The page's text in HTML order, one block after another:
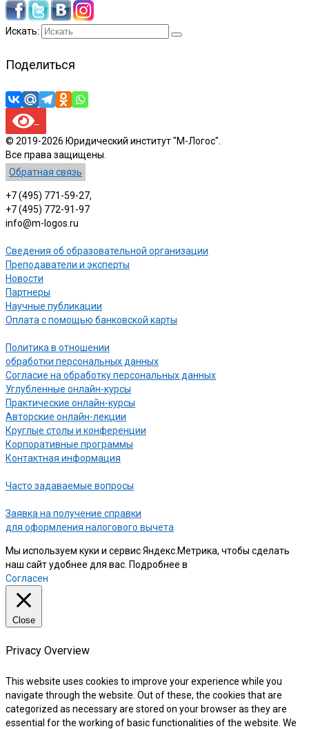
Искать:
Поделиться
© 2019-2026 Юридический институт "М-Логос".
Все права защищены.
Обратная связь
+7 (495) 771-59-27,
+7 (495) 772-91-97
info@m-logos.ru
Сведения об образовательной организации
Преподаватели и эксперты
Новости
Партнеры
Научные публикации
Оплата с помощью банковской карты
Политика в отношении
обработки персональных данных
Согласие на обработку персональных данных
Углубленные онлайн-курсы
Практические онлайн-курсы
Авторские онлайн-лекции
Круглые столы и конференции
Корпоративные программы
Контактная информация
Часто задаваемые вопросы
Заявка на получение справки
для оформления налогового вычета
Мы используем куки и сервис Яндекс.Метрика, чтобы сделать
наш сайт удобнее для вас. Подробнее в
Согласен
Close
Privacy Overview
This website uses cookies to improve your experience while you
navigate through the website. Out of these, the cookies that are
categorized as necessary are stored on your browser as they are
essential for the working of basic functionalities of the website. We